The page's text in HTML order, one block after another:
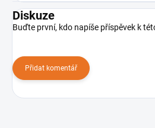
Diskuze
Buďte první, kdo napíše příspěvek k
Přidat komentář